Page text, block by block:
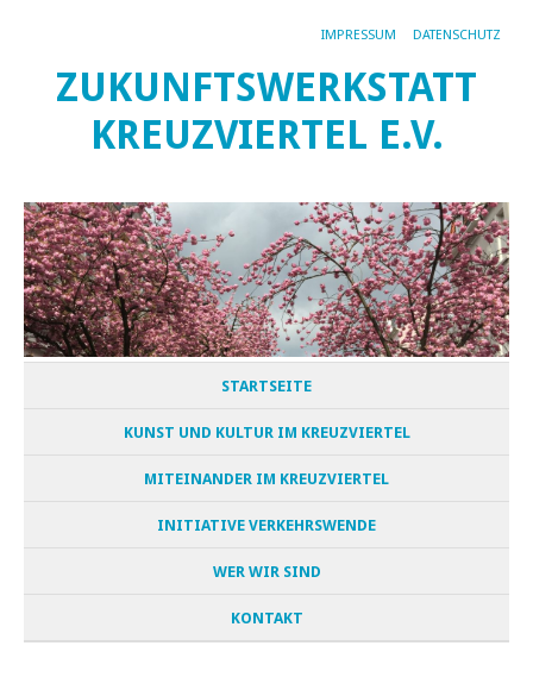
IMPRESSUM DATENSCHUTZ
ZUKUNFTSWERKSTATT
KREUZVIERTEL E.V.
STARTSEITE
KUNST UND KULTUR IM KREUZVIERTEL
MITEINANDER IM KREUZVIERTEL
INITIATIVE VERKEHRSWENDE
WER WIR SIND
KONTAKT